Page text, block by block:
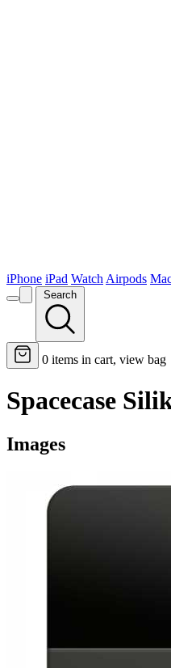
iPhone iPad Watch Airpods
Search
0 items in cart, view bag
Spacecase
Images